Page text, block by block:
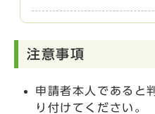
注意事項
申請者本人であると
り付けてください。